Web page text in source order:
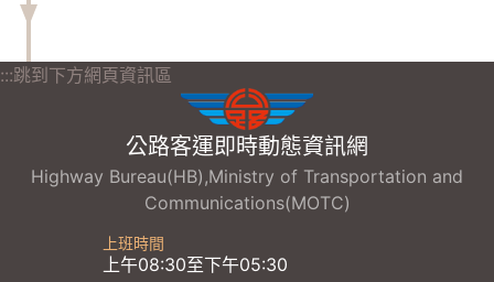
:::跳到下方網頁資訊區
公路客運即時動態資訊網
Highway Bureau(HB),Ministry of Transportation and
Communications(MOTC)
上班時間
上午08:30至下午05:30